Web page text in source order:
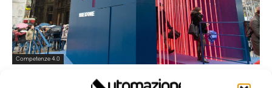
Competenze 4.0
Consulenza: è tempo di rinnovarsi